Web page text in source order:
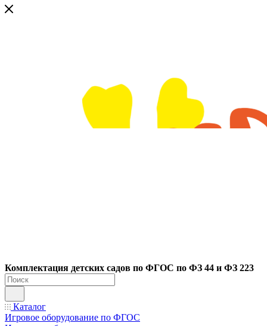
Комплектация детских садов по ФГОC по ФЗ 44 и ФЗ 223
Каталог
Игровое оборудование по ФГОС